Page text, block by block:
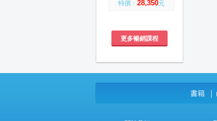
特價： 28,350元
更多暢銷課程
書籍